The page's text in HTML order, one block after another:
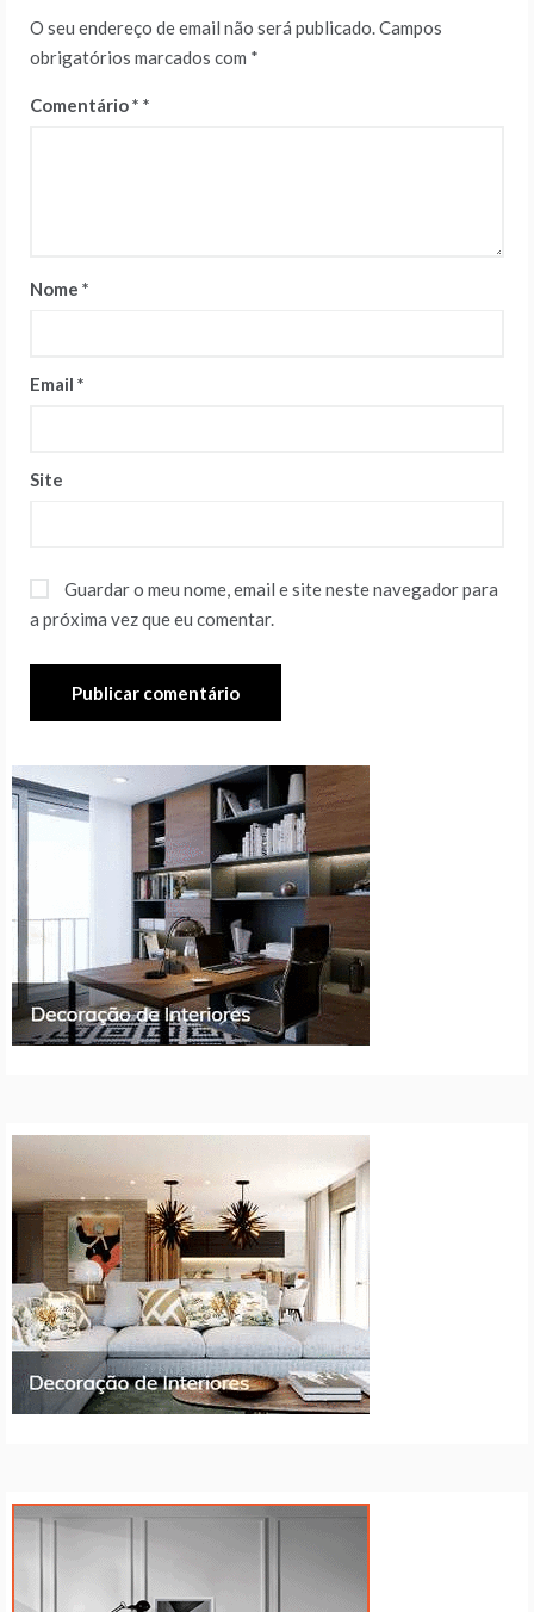
O seu endereço de email não será publicado.Campos
obrigatórios marcados com *
Comentário*
Nome *
Email *
Site
Guardar o meu nome, email e site neste navegador para
a próxima vez que eu comentar.